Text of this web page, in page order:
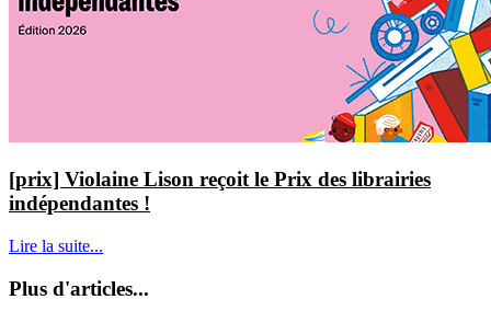
[prix] Violaine Lison reçoit le Prix des librairies
indépendantes !
Lire la suite...
Plus d'articles...